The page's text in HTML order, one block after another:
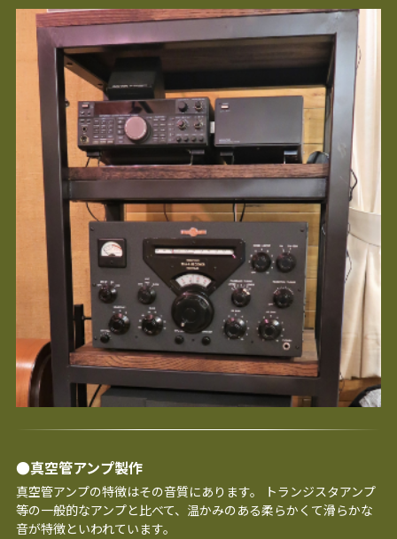
●真空管アンプ製作
真空管アンプの特徴はその音質にあります。 トランジスタアンプ
等の一般的なアンプと比べて、温かみのある柔らかくて滑らかな
音が特徴といわれています。